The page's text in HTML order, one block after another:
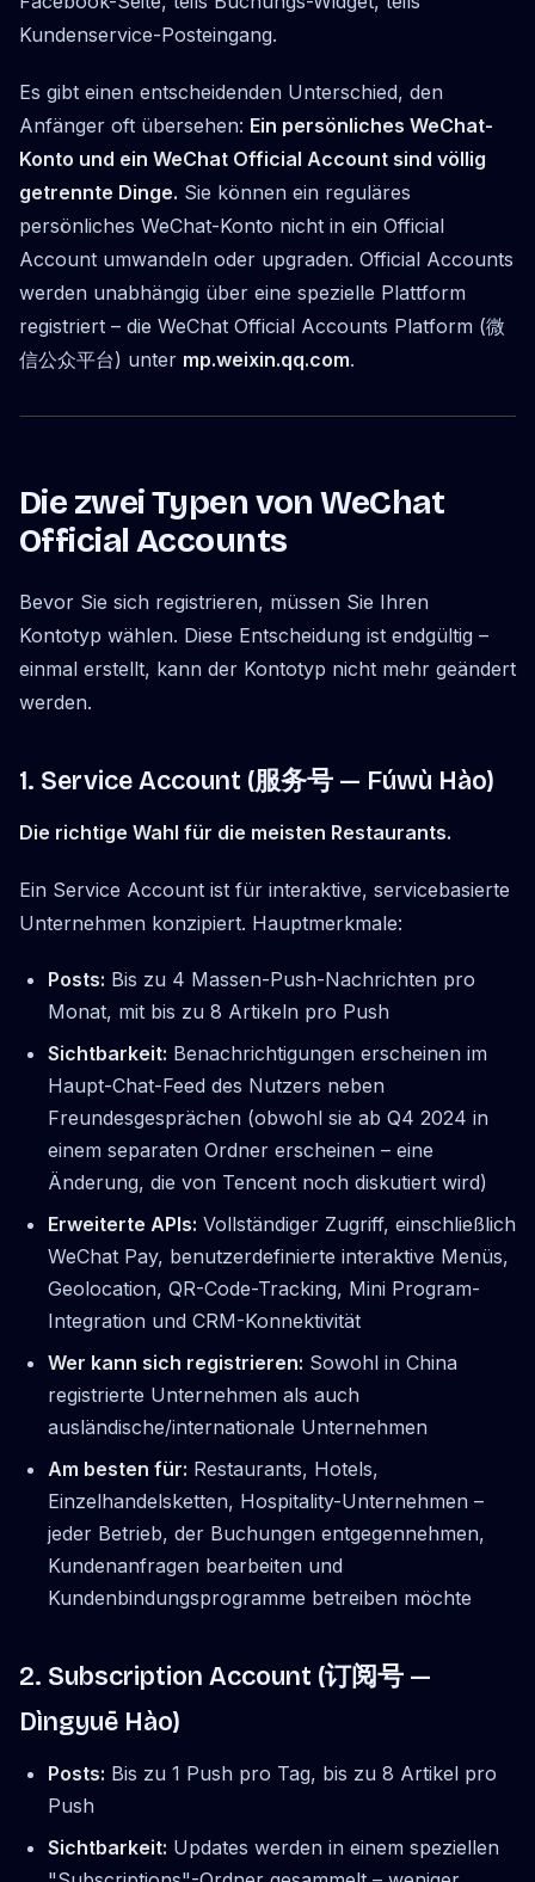
Kundenservice-Posteingang.
Es gibt einen entscheidenden Unterschied, den
Anfänger oft übersehen: Ein persönliches WeChat-
Konto und ein WeChat Official Account sind völlig
getrennte Dinge. Sie können ein reguläres
persönliches WeChat-Konto nicht in ein Official
Account umwandeln oder upgraden. Official Accounts
werden unabhängig über eine spezielle Plattform
registriert – die WeChat Official Accounts Platform (微
信公众平台) unter mp.weixin.qq.com.
Die zwei Typen von WeChat
Official Accounts
Bevor Sie sich registrieren, müssen Sie Ihren
Kontotyp wählen. Diese Entscheidung ist endgültig –
einmal erstellt, kann der Kontotyp nicht mehr geändert
werden.
1. Service Account (服务号 — Fúwù Hào)
Die richtige Wahl für die meisten Restaurants.
Ein Service Account ist für interaktive, servicebasierte
Unternehmen konzipiert. Hauptmerkmale:
Posts: Bis zu 4 Massen-Push-Nachrichten pro
Monat, mit bis zu 8 Artikeln pro Push
Sichtbarkeit: Benachrichtigungen erscheinen im
Haupt-Chat-Feed des Nutzers neben
Freundesgesprächen (obwohl sie ab Q4 2024 in
einem separaten Ordner erscheinen – eine
Änderung, die von Tencent noch diskutiert wird)
Erweiterte APIs: Vollständiger Zugriff, einschließlich
WeChat Pay, benutzerdefinierte interaktive Menüs,
Geolocation, QR-Code-Tracking, Mini Program-
Integration und CRM-Konnektivität
Wer kann sich registrieren: Sowohl in China
registrierte Unternehmen als auch
ausländische/internationale Unternehmen
Am besten für: Restaurants, Hotels,
Einzelhandelsketten, Hospitality-Unternehmen –
jeder Betrieb, der Buchungen entgegennehmen,
Kundenanfragen bearbeiten und
Kundenbindungsprogramme betreiben möchte
2. Subscription Account (订阅号 —
Dìngyuē Hào)
Posts: Bis zu 1 Push pro Tag, bis zu 8 Artikel pro
Push
Sichtbarkeit: Updates werden in einem speziellen